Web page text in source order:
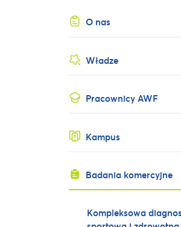
O nas
Władze
Pracownicy AWF
Kampus
Badania komercyjne
Kompleksowa